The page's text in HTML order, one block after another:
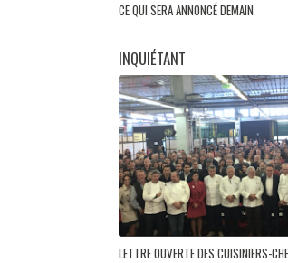
CE QUI SERA ANNONCÉ DEMAIN
INQUIÉTANT
LETTRE OUVERTE DES CUISINIERS-